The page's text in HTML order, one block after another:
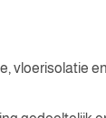
vloerisolatie